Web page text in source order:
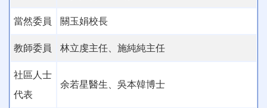
當然委員 關玉娟校長
教師委員 林立虔主任、施純純主任
社區人士
代表
余若星醫生、吳本韓博士